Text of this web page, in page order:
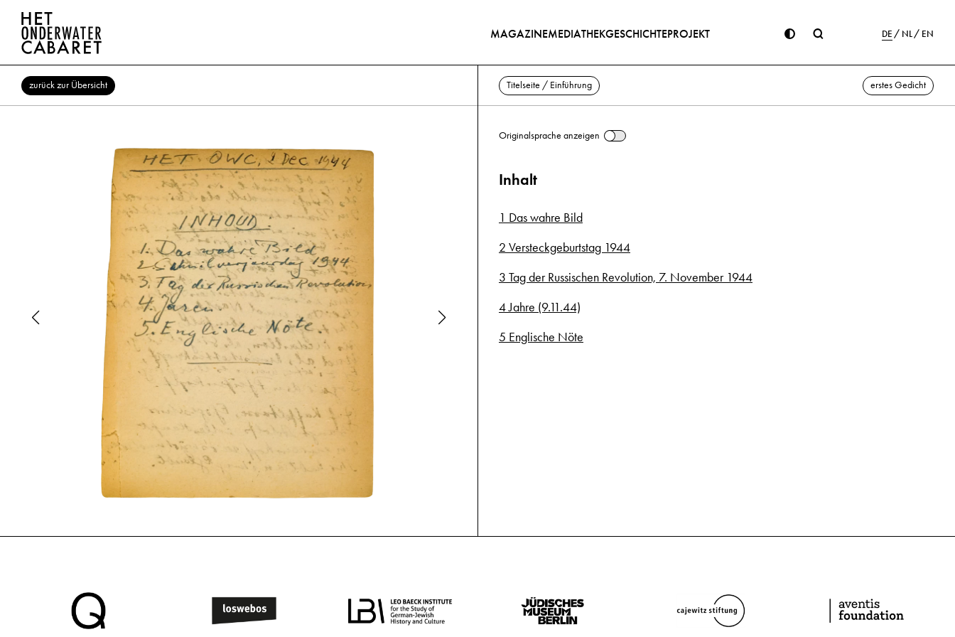
MAGAZINEMEDIATHEKGESCHICHTEPROJEKT DE NL EN
zurück zur Übersicht Titelseite / Einführung erstes Gedicht
Originalsprache anzeigen
Inhalt
1 Das wahre Bild
2 Versteckgeburtstag 1944
3 Tag der Russischen Revolution, 7. November 1944
4 Jahre (9.11.44)
5 Englische Nöte